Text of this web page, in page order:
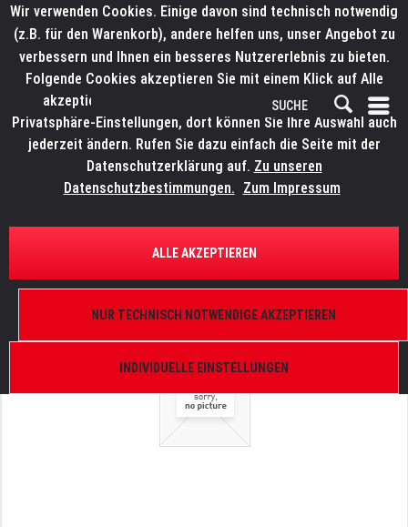
ÜBERSICHT FLIGHTCASES
LITECRAFT Dual Flightcase
Wir verwenden Cookies. Einige davon sind technisch notwendig
(z.B. für den Warenkorb), andere helfen uns, unser Angebot zu
verbessern und Ihnen ein besseres Nutzererlebnis zu bieten.
Folgende Cookies akzeptieren Sie mit einem Klick auf Alle
akzeptieren. Weitere Informationen finden Sie in den
Privatsphäre-Einstellungen, dort können Sie Ihre Auswahl auch
jederzeit ändern. Rufen Sie dazu einfach die Seite mit der
Datenschutzerklärung auf. Zu unseren
Datenschutzbestimmungen. Zum Impressum
INDIVIDUELLE EINSTELLUNGEN
NUR TECHNISCH NOTWENDIGE AKZEPTIEREN
ALLE AKZEPTIEREN